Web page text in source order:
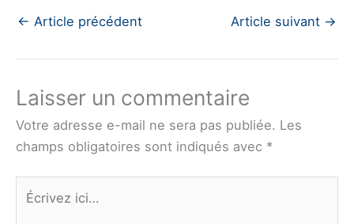
← Article précédent Article suivant →
Laisser un commentaire
Votre adresse e-mail ne sera pas publiée. Les
champs obligatoires sont indiqués avec *
Écrivez
ici…